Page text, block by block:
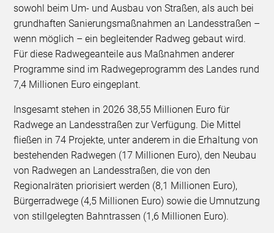
sowohl beim Um- und Ausbau von Straßen, als auch bei
grundhaften Sanierungsmaßnahmen an Landesstraßen –
wenn möglich – ein begleitender Radweg gebaut wird.
Für diese Radwegeanteile aus Maßnahmen anderer
Programme sind im Radwegeprogramm des Landes rund
7,4 Millionen Euro eingeplant.
Insgesamt stehen in 2026 38,55 Millionen Euro für
Radwege an Landesstraßen zur Verfügung. Die Mittel
fließen in 74 Projekte, unter anderem in die Erhaltung von
bestehenden Radwegen (17 Millionen Euro), den Neubau
von Radwegen an Landesstraßen, die von den
Regionalräten priorisiert werden (8,1 Millionen Euro),
Bürgerradwege (4,5 Millionen Euro) sowie die Umnutzung
von stillgelegten Bahntrassen (1,6 Millionen Euro).